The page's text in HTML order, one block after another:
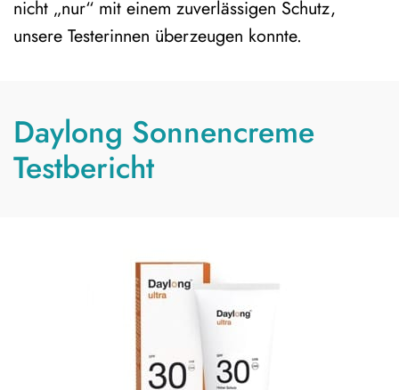
nicht „nur“ mit einem zuverlässigen Schutz,
unsere Testerinnen überzeugen konnte.
Daylong Sonnencreme
Testbericht